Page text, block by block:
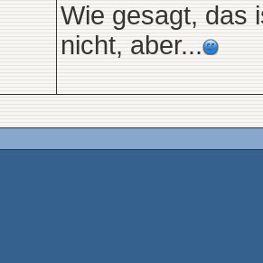
Wie gesagt, das
nicht, aber...